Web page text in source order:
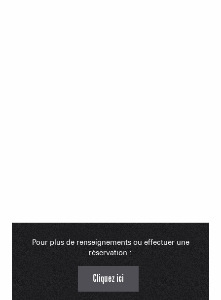
Pour plus de renseignements ou effectuer une
réservation :
Cliquez ici